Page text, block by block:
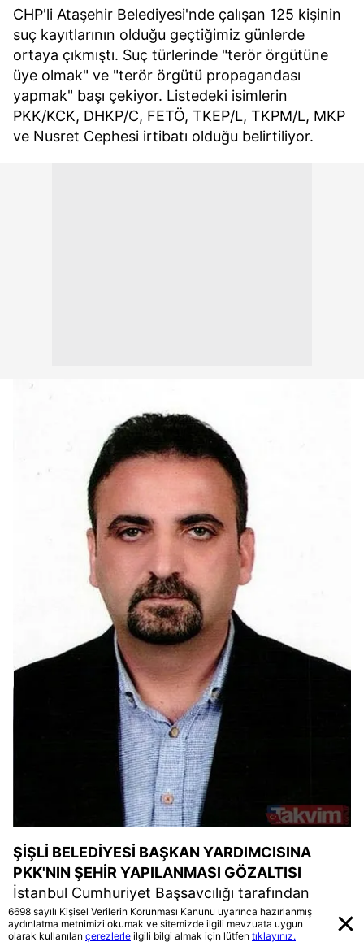
CHP'li Ataşehir Belediyesi'nde çalışan 125 kişinin
suç kayıtlarının olduğu geçtiğimiz günlerde
ortaya çıkmıştı. Suç türlerinde "terör örgütüne
üye olmak" ve "terör örgütü propagandası
yapmak" başı çekiyor. Listedeki isimlerin
PKK/KCK, DHKP/C, FETÖ, TKEP/L, TKPM/L, MKP
ve Nusret Cephesi irtibatı olduğu belirtiliyor.
ŞİŞLİ BELEDİYESİ BAŞKAN YARDIMCISINA
PKK'NIN ŞEHİR YAPILANMASI GÖZALTISI
İstanbul Cumhuriyet Başsavcılığı tarafından
yürütülen soruşturmada gözaltına alınan Şişli
Belediye Başkan Yardımcısı Cihan Yavuz'un terör
6698 sayılı Kişisel Verilerin Korunması Kanunu uyarınca hazırlanmış
aydınlatma metnimizi okumak ve sitemizde ilgili mevzuata uygun
olarak kullanılan çerezlerle ilgili bilgi almak için lütfen tıklayınız.